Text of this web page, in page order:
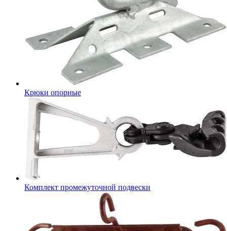
Крюки опорные
Комплект промежуточной подвески